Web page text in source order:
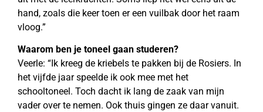
hand, zoals die keer toen er een vuilbak door het raam
vloog.”
Waarom ben je toneel gaan studeren?
Veerle: “Ik kreeg de kriebels te pakken bij de Rosiers. In
het vijfde jaar speelde ik ook mee met het
schooltoneel. Toch dacht ik lang de zaak van mijn
vader over te nemen. Ook thuis gingen ze daar vanuit.